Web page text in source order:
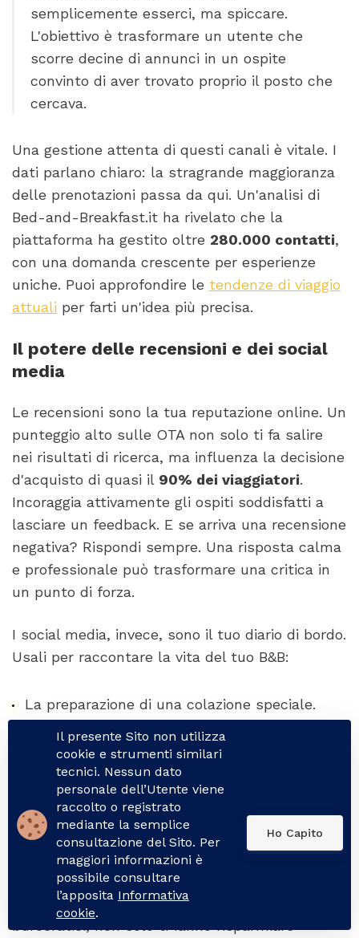
semplicemente esserci, ma spiccare.
L'obiettivo è trasformare un utente che
scorre decine di annunci in un ospite
convinto di aver trovato proprio il posto che
cercava.
Una gestione attenta di questi canali è vitale. I
dati parlano chiaro: la stragrande maggioranza
delle prenotazioni passa da qui. Un'analisi di
Bed-and-Breakfast.it ha rivelato che la
piattaforma ha gestito oltre 280.000 contatti,
con una domanda crescente per esperienze
uniche. Puoi approfondire le tendenze di viaggio
attuali per farti un'idea più precisa.
Il potere delle recensioni e dei social
media
Le recensioni sono la tua reputazione online. Un
punteggio alto sulle OTA non solo ti fa salire
nei risultati di ricerca, ma influenza la decisione
d'acquisto di quasi il 90% dei viaggiatori.
Incoraggia attivamente gli ospiti soddisfatti a
lasciare un feedback. E se arriva una recensione
negativa? Rispondi sempre. Una risposta calma
e professionale può trasformare una critica in
un punto di forza.
I social media, invece, sono il tuo diario di bordo.
Usali per raccontare la vita del tuo B&B:
La preparazione di una colazione speciale.
Un angolo fiorito del tuo giardino.
Consigli su eventi e sagre in zona.
Ricorda: ogni dettaglio contribuisce a creare
un'esperienza da
5 stelle
. E questa esperienza
inizia molto prima che l'ospite varchi la soglia.
Strumenti comeNowCheckin
automatizzano la registrazione e gli invii
Il presente Sito non utilizza
cookie e strumenti similari
tecnici. Nessun dato
personale dell’Utente viene
raccolto o registrato
mediante la semplice
consultazione del Sito. Per
maggiori informazioni è
possibile consultare
l’apposita Informativa
cookie.
Ho Capito